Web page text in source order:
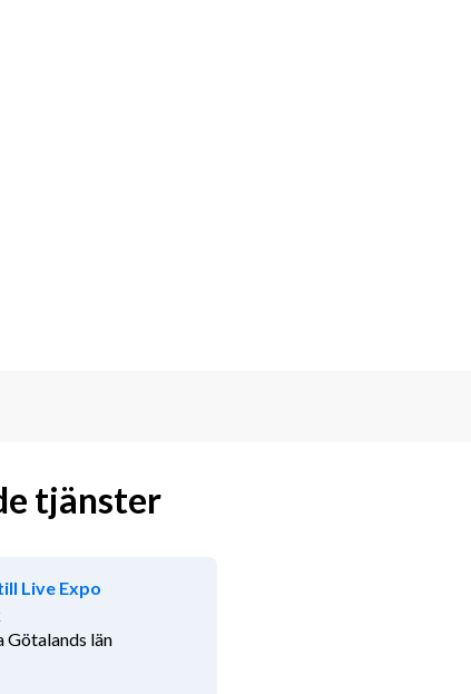
tjänster
Live Expo
Götalands län